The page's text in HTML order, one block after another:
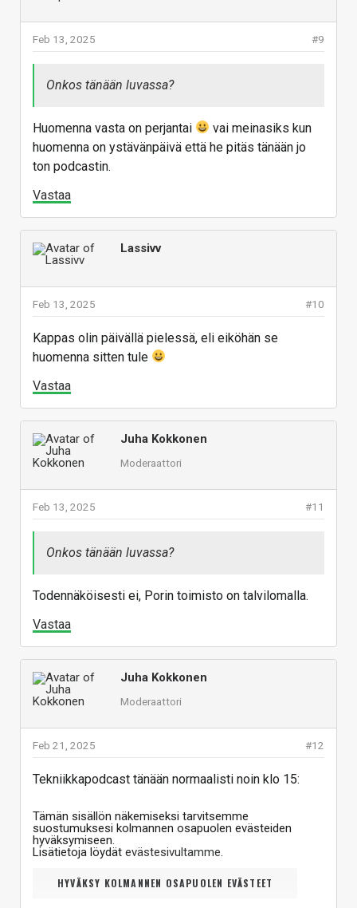
#9
Feb 13, 2025
Onkos tänään luvassa?
Huomenna vasta on perjantai
vai meinasiks kun
huomenna on ystävänpäivä että he pitäs tänään jo
ton podcastin.
Vastaa
Lassivv
#10
Feb 13, 2025
Kappas olin päivällä pielessä, eli eiköhän se
huomenna sitten tule
Vastaa
Juha Kokkonen
Moderaattori
#11
Feb 13, 2025
Onkos tänään luvassa?
Todennäköisesti ei, Porin toimisto on talvilomalla.
Vastaa
Juha Kokkonen
Moderaattori
#12
Feb 21, 2025
Tekniikkapodcast tänään normaalisti noin klo 15:
Tämän sisällön näkemiseksi tarvitsemme
suostumuksesi kolmannen osapuolen evästeiden
hyväksymiseen.
Lisätietoja löydät evästesivultamme.
HYVÄKSY KOLMANNEN OSAPUOLEN EVÄSTEET